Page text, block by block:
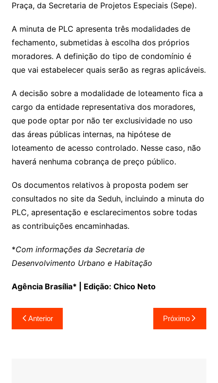
Praça, da Secretaria de Projetos Especiais (Sepe).
A minuta de PLC apresenta três modalidades de
fechamento, submetidas à escolha dos próprios
moradores. A definição do tipo de condomínio é
que vai estabelecer quais serão as regras aplicáveis.
A decisão sobre a modalidade de loteamento fica a
cargo da entidade representativa dos moradores,
que pode optar por não ter exclusividade no uso
das áreas públicas internas, na hipótese de
loteamento de acesso controlado. Nesse caso, não
haverá nenhuma cobrança de preço público.
Os documentos relativos à proposta podem ser
consultados no site da Seduh, incluindo a minuta do
PLC, apresentação e esclarecimentos sobre todas
as contribuições encaminhadas.
*Com informações da Secretaria de
Desenvolvimento Urbano e Habitação
Agência Brasília* | Edição: Chico Neto
Navegação
de
Anterior Próximo